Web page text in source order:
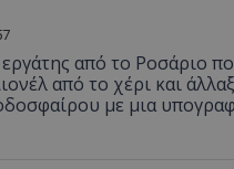
από το Ροσάριο
από το χέρι και
με μια